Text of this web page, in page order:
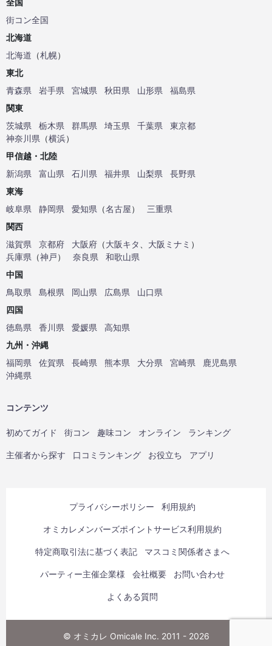
全国
街コン全国
北海道
北海道 （札幌）
東北
青森県
岩手県 宮城県 秋田県 山形県
福島県
関東
茨城県
栃木県 群馬県 埼玉県 千葉県
東京都
神奈川県 （横浜）
甲信越・北陸
新潟県
富山県 石川県 福井県 山梨県
長野県
東海
岐阜県
静岡県 愛知県 （名古屋）
三重県
関西
滋賀県
京都府 大阪府 （大阪キタ 大阪ミナミ ）
兵庫県 （神戸） 奈良県
和歌山県
中国
鳥取県
島根県 岡山県 広島県
山口県
四国
徳島県
香川県 愛媛県
高知県
九州・沖縄
福岡県
佐賀県 長崎県 熊本県 大分県 宮崎県
鹿児島県
沖縄県
コンテンツ
初めてガイド 街コン 趣味コン オンライン ランキング
主催者から探す 口コミランキング お役立ち アプリ
プライバシーポリシー 利用規約
オミカレメンバーズポイントサービス利用規約
特定商取引法に基づく表記 マスコミ関係者さまへ
パーティー主催企業様 会社概要 お問い合わせ
よくある質問
© オミカレ Omicale Inc. 2011 - 2026